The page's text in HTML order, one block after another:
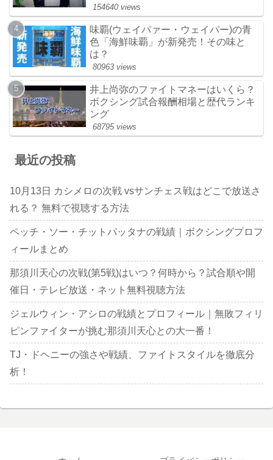
154640 views
味覇(ウェイパァー・ウェイパー)の青
色「海鮮味覇」が新発売！その味と
は？
80963 views
井上尚弥のファイトマネーはいくら？
ボクシング試合報酬相場と歴代ランキ
ング
68795 views
最近の投稿
10月13日 カシメロの次戦 vsサンチェス戦はどこで放送さ
れる？ 無料で視聴する方法
ペッチ・ソー・チットパッタナの戦績｜ボクシングプロフ
ィールまとめ
那須川天心の次戦(第5戦)はいつ？何時から？試合順や開
催日・テレビ放送・ネット無料視聴方法
ジェルウィン・アシロの戦績とプロフィール｜無敗フィリ
ピンファイターが挑む那須川天心との大一番！
TJ・ドヘニーの強さや戦績、ファイトスタイルを徹底分
析！